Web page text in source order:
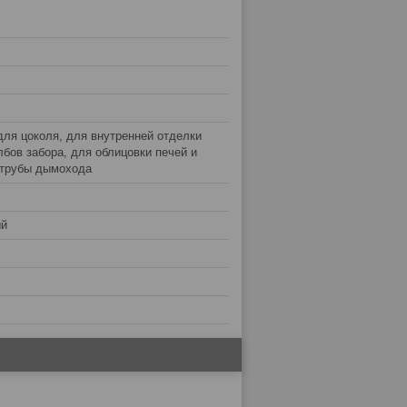
цоколя, для внутренней отделки
забора, для облицовки печей и
дымохода